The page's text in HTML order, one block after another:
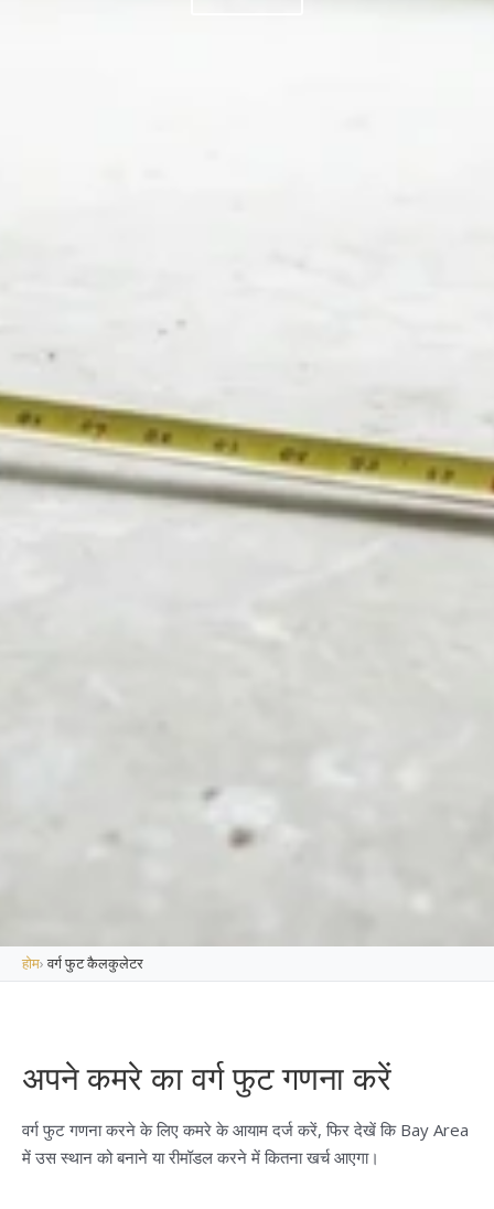
होम›वर्ग फुट कैलकुलेटर
अपने कमरे का वर्ग फुट गणना करें
वर्ग फुट गणना करने के लिए कमरे के आयाम दर्ज करें, फिर देखें कि Bay Area
में उस स्थान को बनाने या रीमॉडल करने में कितना खर्च आएगा।